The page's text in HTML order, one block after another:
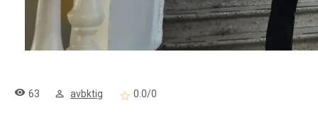
63 avbktig 0.0/0